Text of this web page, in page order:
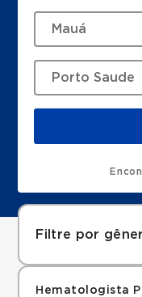
Filtre por
Hematologista